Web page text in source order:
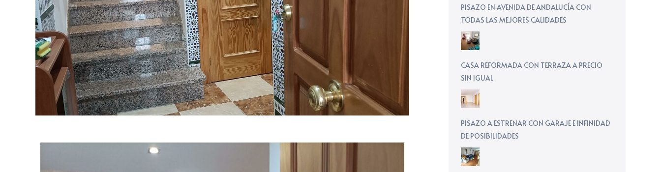
PISAZO EN AVENIDA DE ANDALUCÍA CON
TODAS LAS MEJORES CALIDADES
CASA REFORMADA CON TERRAZA A PRECIO
SIN IGUAL
PISAZO A ESTRENAR CON GARAJE E INFINIDAD
DE POSIBILIDADES